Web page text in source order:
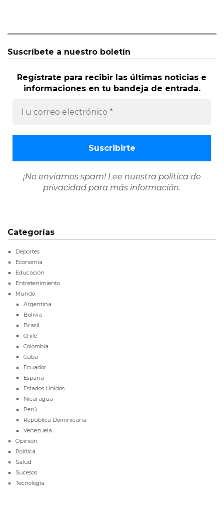
Suscríbete a nuestro boletín
Regístrate para recibir las últimas noticias e
informaciones en tu bandeja de entrada.
¡No enviamos spam! Lee nuestra política de
privacidad para más información.
Categorías
Deportes
Economía
Educación
Entretenimiento
Mundo
Argentina
Bolivia
Brasil
Chile
Colombia
Cuba
Ecuador
España
Estados Unidos
Nicaragua
Perú
República Dominicana
Venezuela
Opinión
Política
Salud
Sucesos
Tecnología